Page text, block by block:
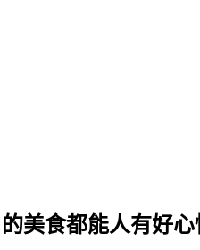
美食都能人有好